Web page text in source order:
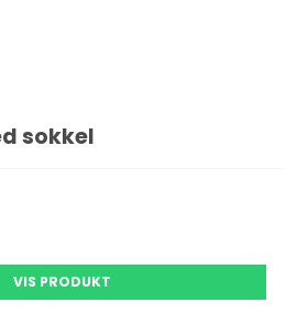
sokkel
VIS PRODUKT